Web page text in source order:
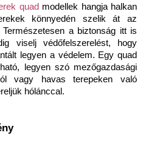
quad modellek hangja halkan
könnyedén szelik át az
a biztonság itt is
viselj védőfelszerelést, hogy
legyen a védelem. Egy quad
legyen szó mezőgazdasági
vagy havas terepeken való
hólánccal.